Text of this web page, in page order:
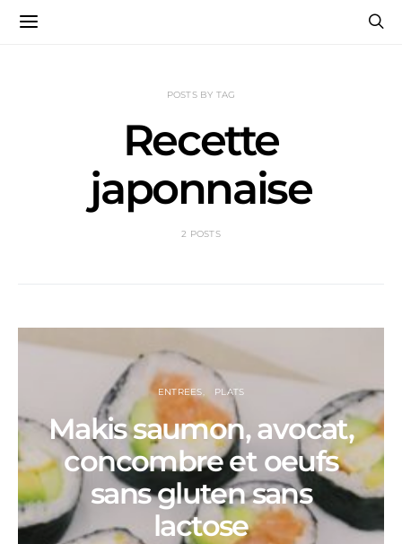
POSTS BY TAG
Recette
japonnaise
2 POSTS
ENTREES PLATS
Makis saumon, avocat,
concombre et oeufs
sans gluten sans
lactose